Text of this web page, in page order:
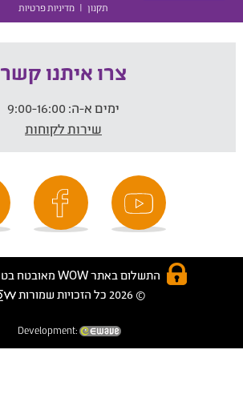
תקנון | מדיניות פרטיות
צרו איתנו קשר
ימים א-ה:
שירות לקוחות
התשלום באתר WOW מאובטח בטכנולוגית SSL
© 2026 כל הזכויות שמורות
Development: